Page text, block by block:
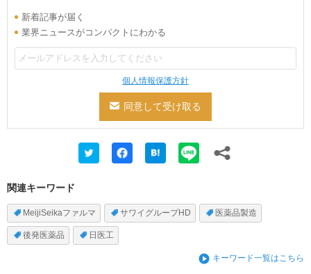
新着記事が届く
業界ニュースがコンパクトにわかる
個人情報保護方針
関連キーワード
MeijiSeikaファルマ サワイグループHD 医薬品製造
後発医薬品 日医工
キーワード一覧はこちら